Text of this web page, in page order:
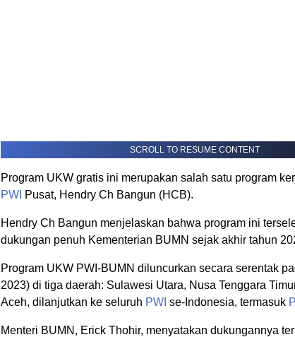
SCROLL TO RESUME CONTENT
Program UKW gratis ini merupakan salah satu program
PWI Pusat, Hendry Ch Bangun (HCB).
Hendry Ch Bangun menjelaskan bahwa program ini
dukungan penuh Kementerian BUMN sejak akhir tahun
Program UKW PWI-BUMN diluncurkan secara serentak
2023) di tiga daerah: Sulawesi Utara, Nusa Tenggara
Aceh, dilanjutkan ke seluruh PWI se-Indonesia, termasuk
Menteri BUMN, Erick Thohir, menyatakan dukungannya